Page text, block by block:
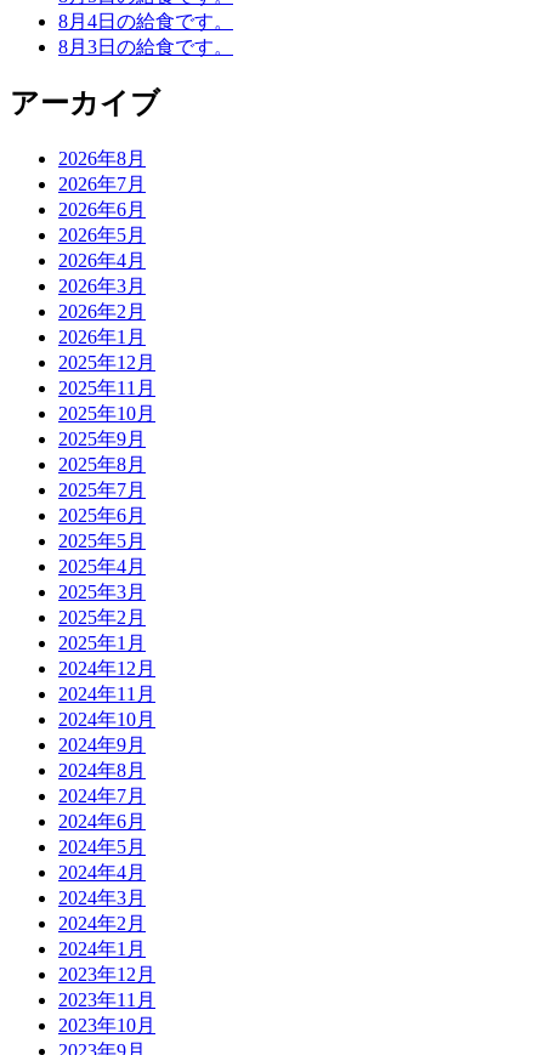
8月4日の給食です。
8月3日の給食です。
アーカイブ
2026年8月
2026年7月
2026年6月
2026年5月
2026年4月
2026年3月
2026年2月
2026年1月
2025年12月
2025年11月
2025年10月
2025年9月
2025年8月
2025年7月
2025年6月
2025年5月
2025年4月
2025年3月
2025年2月
2025年1月
2024年12月
2024年11月
2024年10月
2024年9月
2024年8月
2024年7月
2024年6月
2024年5月
2024年4月
2024年3月
2024年2月
2024年1月
2023年12月
2023年11月
2023年10月